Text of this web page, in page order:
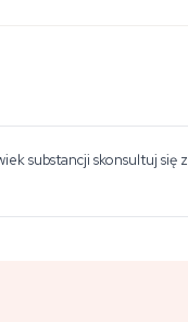
substancji skonsultuj się z